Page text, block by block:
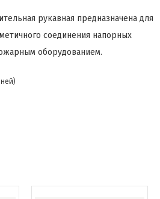
рукавная предназначена для
соединения напорных
оборудованием.